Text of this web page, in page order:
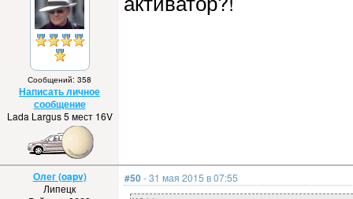
Сообщений: 358
Написать личное
сообщение
Lada Largus 5 мест 16V
Олег (oapv)
Липецк
#50- 31 мая 2015 в 07:55